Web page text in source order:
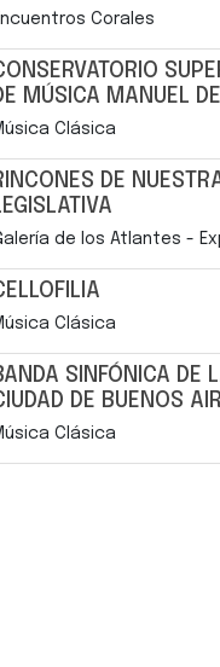
Corales
MÚSICA MANUEL
Clásica
DE
de los Atlantes -
Clásica
SINFÓNICA DE
DE BUENOS
Clásica